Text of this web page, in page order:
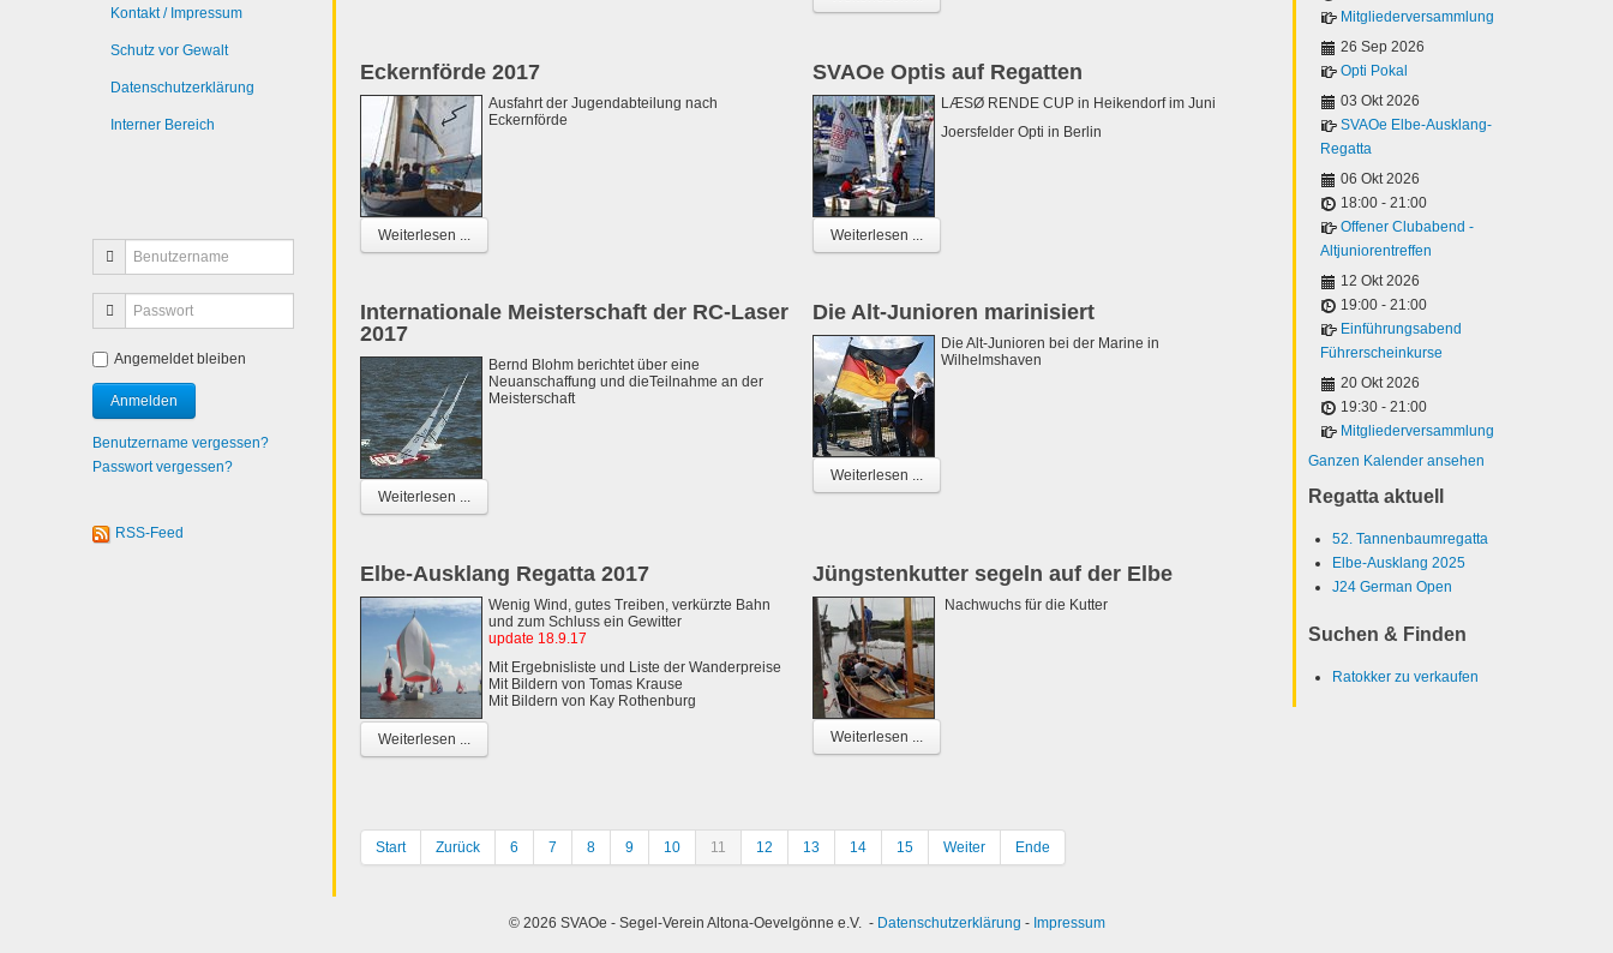
Eckernförde 2017
Ausfahrt der Jugendabteilung nach
Eckernförde
Weiterlesen ...
SVAOe Optis auf Regatten
LÆSØ RENDE CUP in Heikendorf im Juni
Joersfelder Opti in Berlin
Weiterlesen ...
Internationale Meisterschaft der RC-Laser
2017
Bernd Blohm berichtet über eine
Neuanschaffung und dieTeilnahme an der
Meisterschaft
Weiterlesen ...
Die Alt-Junioren marinisiert
Die Alt-Junioren bei der Marine in
Wilhelmshaven
Weiterlesen ...
Elbe-Ausklang Regatta 2017
Wenig Wind, gutes Treiben, verkürzte Bahn
und zum Schluss ein Gewitter
update 18.9.17
Mit Ergebnisliste und Liste der Wanderpreise
Mit Bildern von Tomas Krause
Mit Bildern von Kay Rothenburg
Weiterlesen ...
Jüngstenkutter segeln auf der Elbe
Nachwuchs für die Kutter
Weiterlesen ...
Start Zurück 6 7 8 9 10 11 12 13 14 15 Weiter Ende
Kontakt / Impressum
Schutz vor Gewalt
Datenschutzerklärung
Interner Bereich
Angemeldet bleiben
Benutzername vergessen?
Passwort vergessen?
RSS-Feed
Mitgliederversammlung
26 Sep 2026
Opti Pokal
03 Okt 2026
SVAOe Elbe-Ausklang-
Regatta
06 Okt 2026
18:00 - 21:00
Offener Clubabend -
Altjuniorentreffen
12 Okt 2026
19:00 - 21:00
Einführungsabend
Führerscheinkurse
20 Okt 2026
19:30 - 21:00
Mitgliederversammlung
Ganzen Kalender ansehen
Regatta aktuell
52. Tannenbaumregatta
Elbe-Ausklang 2025
J24 German Open
Suchen & Finden
Ratokker zu verkaufen
© 2026 SVAOe - Segel-Verein Altona-Oevelgönne e.V. - Datenschutzerklärung - Impressum